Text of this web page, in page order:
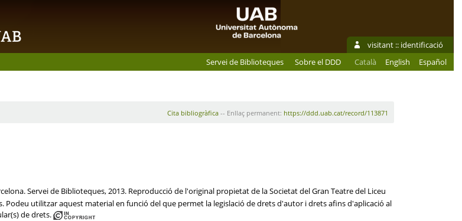
visitant :: identificació
Servei de Biblioteques Sobre el DDD Català English Español
Cita bibliogràfica-- Enllaç permanent: https://ddd.uab.cat/record/113871
Servei de Biblioteques, 2013. Reproducció de l'original propietat de la Societat del Gran Teatre del Liceu
utilitzar aquest material en funció del que permet la legislació de drets d'autor i drets afins d'aplicació al
de drets.